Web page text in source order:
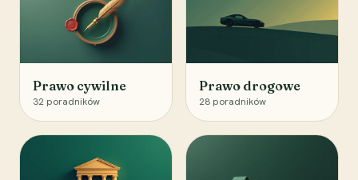
Prawo cywilne
32 poradników
Prawo drogowe
28 poradników